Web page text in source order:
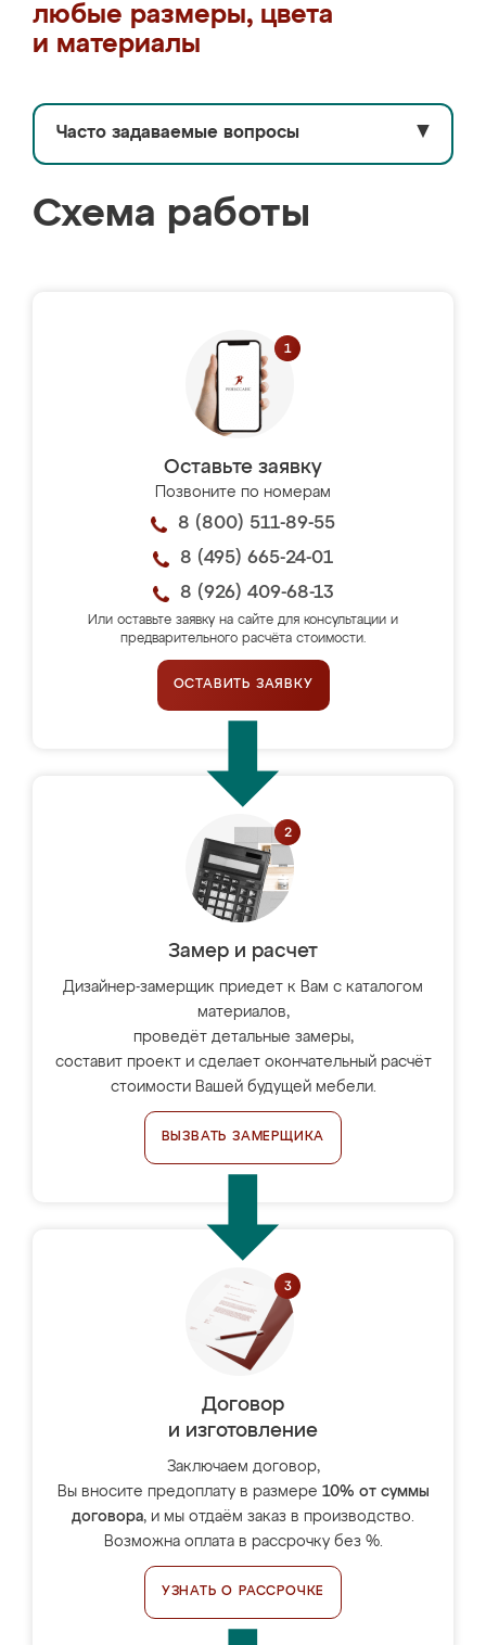
любые размеры, цвета
и материалы
Часто задаваемые вопросы ▼
Схема работы
Оставьте заявку
Позвоните по номерам
8 (800) 511-89-55
8 (495) 665-24-01
8 (926) 409-68-13
Или оставьте заявку на сайте для консультации и
предварительного расчёта стоимости.
ОСТАВИТЬ ЗАЯВКУ
Замер и расчет
Дизайнер-замерщик приедет к Вам с каталогом
материалов,
проведёт детальные замеры,
составит проект и сделает окончательный расчёт
стоимости Вашей будущей мебели.
ВЫЗВАТЬ ЗАМЕРЩИКА
Договор
и изготовление
Заключаем договор,
Вы вносите предоплату в размере 10% от суммы
договора, и мы отдаём заказ в производство.
Возможна оплата в рассрочку без %.
УЗНАТЬ О РАССРОЧКЕ